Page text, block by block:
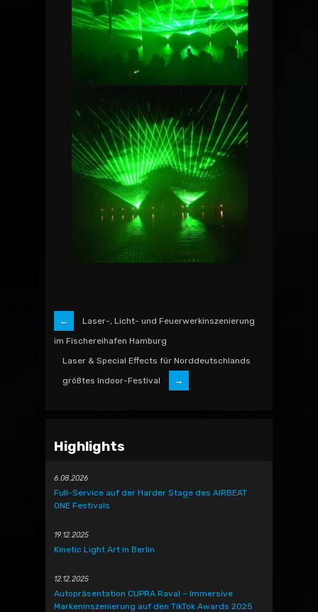
Laser-, Licht- und Feuerwerkinszenierung
im Fischereihafen Hamburg
Laser & Special Effects für Norddeutschlands
größtes Indoor-Festival
Highlights
6.08.2026
Full-Service auf der Harder Stage des AIRBEAT
ONE Festivals
19.12.2025
Kinetic Light Art in Berlin
12.12.2025
Autopräsentation CUPRA Raval – Immersive
Markeninszenierung auf den TikTok Awards 2025